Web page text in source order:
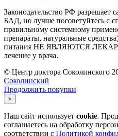
Законодательство РФ разрешает
БАД, но лучше посоветуйтесь с
правильному системному
препараты, натуральные
питания НЕ ЯВЛЯЮТСЯ
лечение у врача.
© Центр доктора Соколинского
Соколинский
Продолжить покупки
×
Наш сайт использует cookie.
соглашаетесь на обработку
соответствии с Политикой